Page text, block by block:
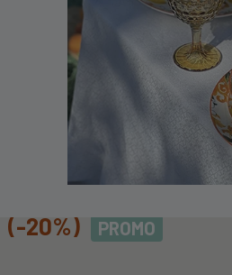
MINIMO DI 99€
Retta
(-20%) PROMO